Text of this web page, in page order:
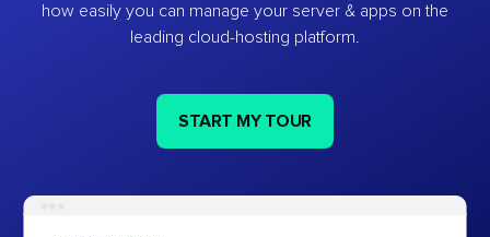
how easily you can manage your server & apps on the
leading cloud-hosting platform.
START MY TOUR